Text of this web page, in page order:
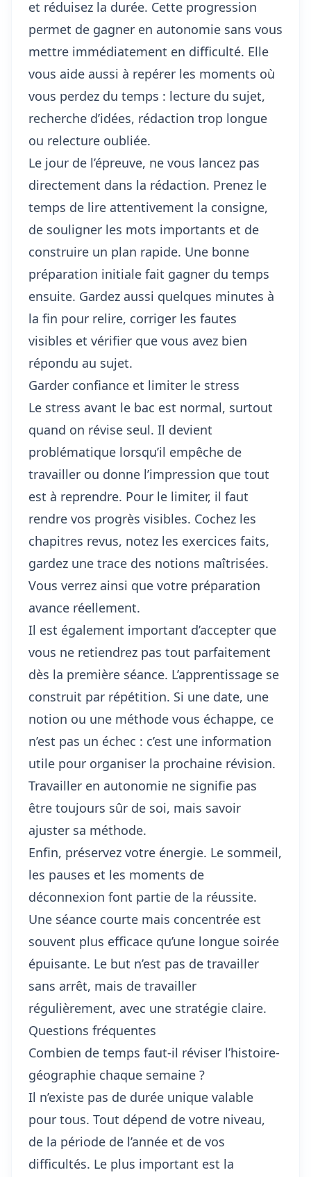
et réduisez la durée. Cette progression
permet de gagner en autonomie sans vous
mettre immédiatement en difficulté. Elle
vous aide aussi à repérer les moments où
vous perdez du temps : lecture du sujet,
recherche d’idées, rédaction trop longue
ou relecture oubliée.
Le jour de l’épreuve, ne vous lancez pas
directement dans la rédaction. Prenez le
temps de lire attentivement la consigne,
de souligner les mots importants et de
construire un plan rapide. Une bonne
préparation initiale fait gagner du temps
ensuite. Gardez aussi quelques minutes à
la fin pour relire, corriger les fautes
visibles et vérifier que vous avez bien
répondu au sujet.
Garder confiance et limiter le stress
Le stress avant le bac est normal, surtout
quand on révise seul. Il devient
problématique lorsqu’il empêche de
travailler ou donne l’impression que tout
est à reprendre. Pour le limiter, il faut
rendre vos progrès visibles. Cochez les
chapitres revus, notez les exercices faits,
gardez une trace des notions maîtrisées.
Vous verrez ainsi que votre préparation
avance réellement.
Il est également important d’accepter que
vous ne retiendrez pas tout parfaitement
dès la première séance. L’apprentissage se
construit par répétition. Si une date, une
notion ou une méthode vous échappe, ce
n’est pas un échec : c’est une information
utile pour organiser la prochaine révision.
Travailler en autonomie ne signifie pas
être toujours sûr de soi, mais savoir
ajuster sa méthode.
Enfin, préservez votre énergie. Le sommeil,
les pauses et les moments de
déconnexion font partie de la réussite.
Une séance courte mais concentrée est
souvent plus efficace qu’une longue soirée
épuisante. Le but n’est pas de travailler
sans arrêt, mais de travailler
régulièrement, avec une stratégie claire.
Questions fréquentes
Combien de temps faut-il réviser l’histoire-
géographie chaque semaine ?
Il n’existe pas de durée unique valable
pour tous. Tout dépend de votre niveau,
de la période de l’année et de vos
difficultés. Le plus important est la